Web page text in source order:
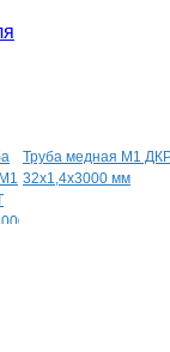
Труба медная М1
32х1,4х3000 мм